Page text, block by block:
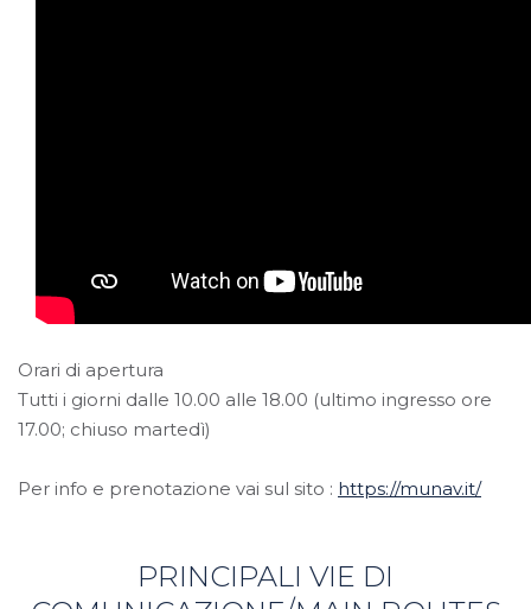
Orari di apertura
Tutti i giorni dalle 10.00 alle 18.00 (ultimo ingresso ore
17.00; chiuso martedì)
Per info e prenotazione vai sul sito : https://munav.it/
PRINCIPALI VIE DI